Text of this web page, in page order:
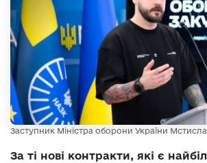
Заступник Міністра оборони України
За ті нові контракти, які є